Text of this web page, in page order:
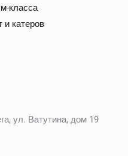
класса
и катеров
ул. Ватутина, дом 19